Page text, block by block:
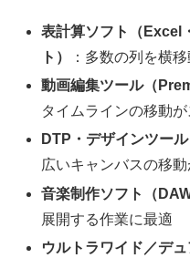
表計算ソフト（Excel
ト）
：多数の列を横
動画編集ツール（
タイムラインの移動
DTP・デザインツー
広いキャンバスの移
音楽制作ソフト（DAW
展開する作業に最適
ウルトラワイド／デ